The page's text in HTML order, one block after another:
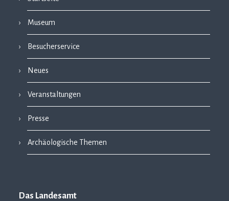
Museum
Besucherservice
Neues
Veranstaltungen
Presse
Archäologische Themen
Das Landesamt